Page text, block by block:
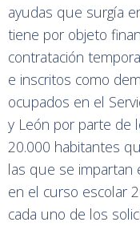
ayudas que surgía
tiene por objeto
contratación
e inscritos como
ocupados en el
y León por parte de
20.000 habitantes
las que se impartan
en el curso escolar
cada uno de los